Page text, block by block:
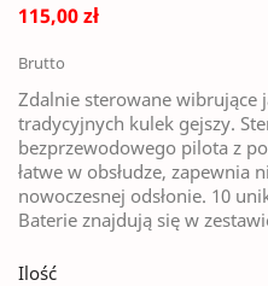
115,00 zł
Brutto
Zdalnie sterowane wibrujące
tradycyjnych kulek gejszy.
bezprzewodowego pilota z
łatwe w obsłudze, zapewnia
nowoczesnej odsłonie. 10
Baterie znajdują się w
Ilość